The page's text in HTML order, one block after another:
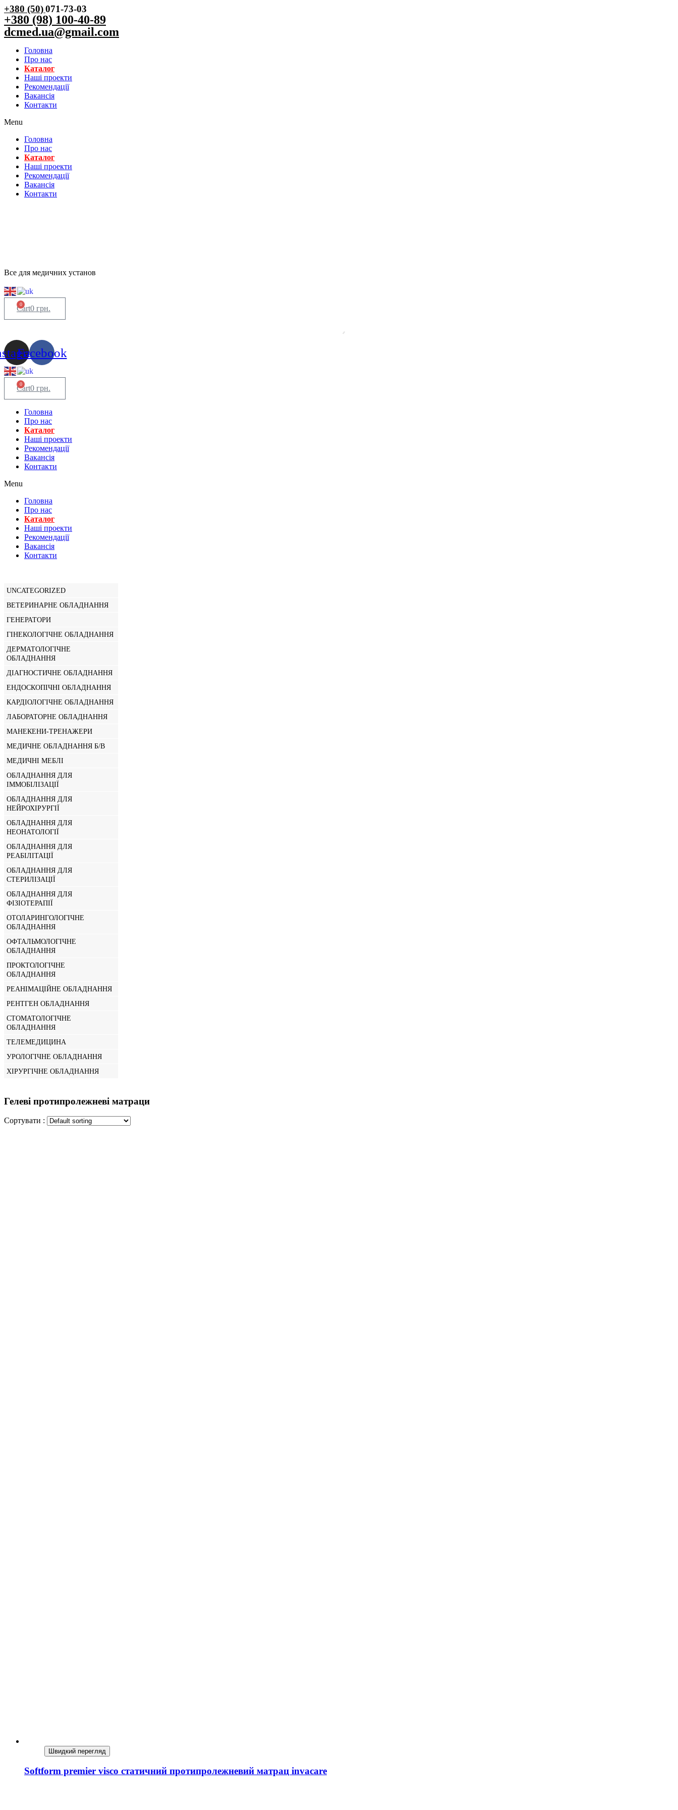
+380 (50)071-73-03
+380 (98) 100-40-89
dcmed.ua@gmail.com
Головна
Про нас
Каталог
Нашi проекти
Рекомендації
Вакансiя
Контакти
Menu
Головна
Про нас
Каталог
Нашi проекти
Рекомендації
Вакансiя
Контакти
Все для медичних установ
0 грн.
0
Cart
Facebook
0 грн.
0
Cart
Головна
Про нас
Каталог
Нашi проекти
Рекомендації
Вакансiя
Контакти
Menu
Головна
Про нас
Каталог
Нашi проекти
Рекомендації
Вакансiя
Контакти
UNCATEGORIZED
ВЕТЕРИНАРНЕ ОБЛАДНАННЯ
ГЕНЕРАТОРИ
ГІНЕКОЛОГІЧНЕ ОБЛАДНАННЯ
ДЕРМАТОЛОГІЧНЕ
ОБЛАДНАННЯ
ДІАГНОСТИЧНЕ ОБЛАДНАННЯ
ЕНДОСКОПІЧНІ ОБЛАДНАННЯ
КАРДІОЛОГІЧНЕ ОБЛАДНАННЯ
ЛАБОРАТОРНЕ ОБЛАДНАННЯ
МАНЕКЕНИ-ТРЕНАЖЕРИ
МЕДИЧНЕ ОБЛАДНАННЯ Б/В
МЕДИЧНІ МЕБЛІ
ОБЛАДНАННЯ ДЛЯ
ІММОБІЛІЗАЦІЇ
ОБЛАДНАННЯ ДЛЯ
НЕЙРОХІРУРГІЇ
ОБЛАДНАННЯ ДЛЯ
НЕОНАТОЛОГІЇ
ОБЛАДНАННЯ ДЛЯ
РЕАБІЛІТАЦІЇ
ОБЛАДНАННЯ ДЛЯ
СТЕРИЛІЗАЦІЇ
ОБЛАДНАННЯ ДЛЯ
ФІЗІОТЕРАПІЇ
ОТОЛАРИНГОЛОГІЧНЕ
ОБЛАДНАННЯ
ОФТАЛЬМОЛОГІЧНЕ
ОБЛАДНАННЯ
ПРОКТОЛОГІЧНЕ
ОБЛАДНАННЯ
РЕАНІМАЦІЙНЕ ОБЛАДНАННЯ
РЕНТГЕН ОБЛАДНАННЯ
СТОМАТОЛОГІЧНЕ
ОБЛАДНАННЯ
ТЕЛЕМЕДИЦИНА
УРОЛОГІЧНЕ ОБЛАДНАННЯ
ХІРУРГІЧНЕ ОБЛАДНАННЯ
Гелеві протипролежневі матраци
Сортувати :
Швидкий перегляд
Softform premier visco статичний протипролежневий матрац invacare